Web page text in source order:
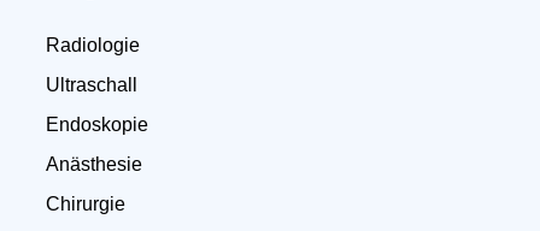
Radiologie
Ultraschall
Endoskopie
Anästhesie
Chirurgie